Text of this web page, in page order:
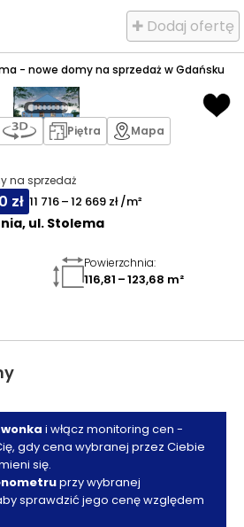
✚ Dodaj ofertę
- nowe domy na sprzedaż w Gdańsku
na sprzedaż
zł 11 716 – 12 669 zł /m²
ul. Stolema
Piętra Mapa
Powierzchnia:
116,81 – 123,68 m²
i włącz monitoring cen -
gdy cena wybranej przez Ciebie
się.
przy wybranej
sprawdzić jego cenę względem